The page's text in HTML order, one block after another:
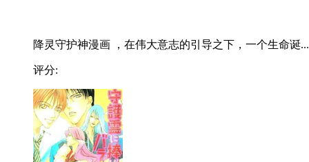
降灵守护神漫画 ，在伟大意志的引导之下，一个生命诞...
评分: